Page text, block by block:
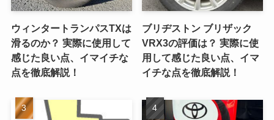
ウィンタートランパスTXは
滑るのか？ 実際に使用して
感じた良い点、イマイチな
点を徹底解説！
ブリヂストン ブリザック
VRX3の評価は？ 実際に使
用して感じた良い点、イマ
イチな点を徹底解説！